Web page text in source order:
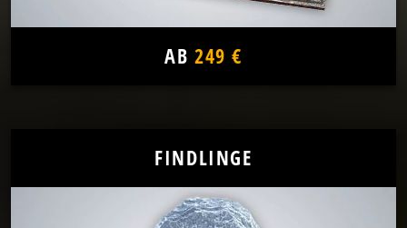
AB 249 €
FINDLINGE